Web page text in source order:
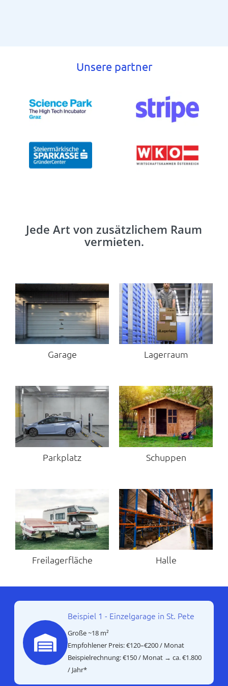
Unsere partner
Jede Art von zusätzlichem Raum
vermieten.
Garage Lagerraum
Parkplatz Schuppen
Freilagerfläche Halle
Beispiel 1 - Einzelgarage in St. Pete
Große ~18 m²
Empfohlener Preis: €120–€200 / Monat
Beispielrechnung: €150 / Monat → ca. €1.800
/ Jahr*